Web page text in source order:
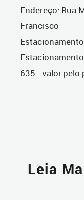
Endereço: Rua
Francisco
635 - valor pelo
Leia